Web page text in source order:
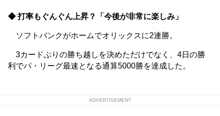
◆ 打率もぐんぐん上昇？「今後が非常に楽しみ」
ソフトバンクがホームでオリックスに2連勝。
3カードぶりの勝ち越しを決めただけでなく、4日の勝
利でパ・リーグ最速となる通算5000勝を達成した。
ADVERTISEMENT